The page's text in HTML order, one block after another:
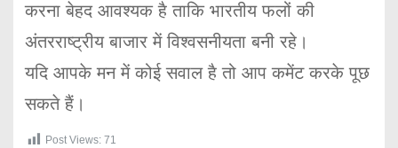
करना बेहद आवश्यक है ताकि भारतीय फलों की
अंतरराष्ट्रीय बाजार में विश्वसनीयता बनी रहे।
यदि आपके मन में कोई सवाल है तो आप कमेंट करके पूछ
सकते हैं।
Post Views: 71